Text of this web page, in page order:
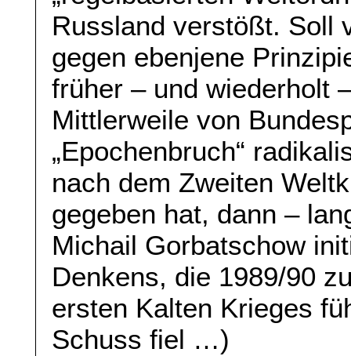
Russland verstößt. Soll
gegen ebenjene
früher – und wiederholt
Mittlerweile von
„Epochenbruch“
nach dem Zweiten
gegeben hat, dann –
Michail Gorbatschow
Denkens, die 1989/90
ersten Kalten Krieges
Schuss fiel …)